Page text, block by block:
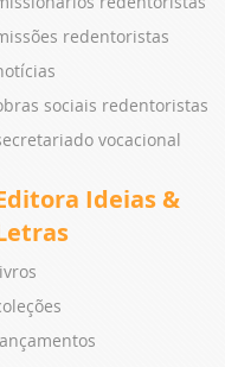
redentoristas
sociais redentoristas
vocacional
Ideias &